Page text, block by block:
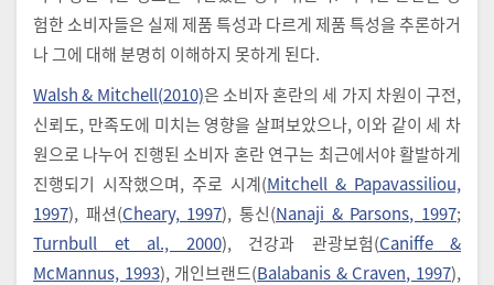
험한 소비자들은 실제 제품 특성과 다르게 제품 특성을 추론하거
나 그에 대해 분명히 이해하지 못하게 된다.
Walsh & Mitchell(2010)은 소비자 혼란의 세 가지 차원이 구전,
신뢰도, 만족도에 미치는 영향을 살펴보았으나, 이와 같이 세 차
원으로 나누어 진행된 소비자 혼란 연구는 최근에서야 활발하게
진행되기 시작했으며, 주로 시계(Mitchell & Papavassiliou,
1997), 패션(Cheary, 1997), 통신(Nanaji & Parsons, 1997;
Turnbull et al., 2000), 건강과 관광보험(Caniffe &
McMannus, 1993), 개인브랜드(Balabanis & Craven, 1997),